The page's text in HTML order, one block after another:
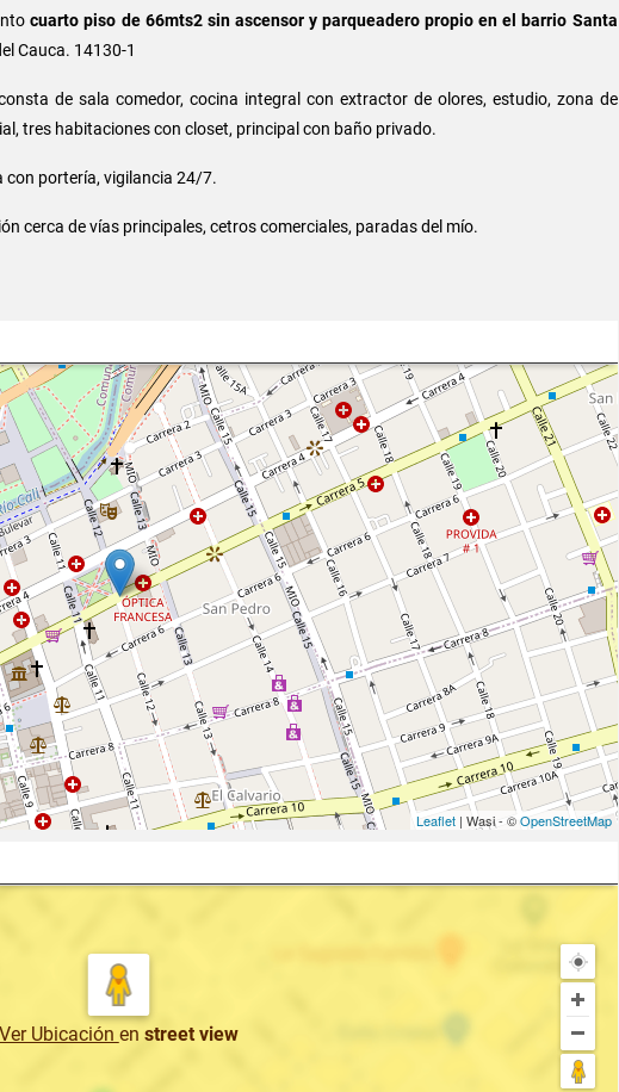
cuarto piso de 66mts2 sin ascensor y parqueadero propio en el barrio Santa
Cauca. 14130-1
de sala comedor, cocina integral con extractor de olores, estudio, zona de
tres habitaciones con closet, principal con baño privado.
con portería, vigilancia 24/7.
cerca de vías principales, cetros comerciales, paradas del mío.
Leaflet| Wasi - ©OpenStreetMap
Ver Ubicación en street view